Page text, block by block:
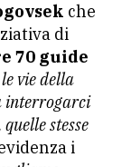
che
di
70 guide
vie della
interrogarci
stesse
i